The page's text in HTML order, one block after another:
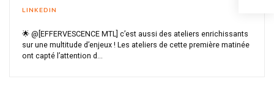
LINKEDIN
🌟 @[EFFERVESCENCE MTL] c’est aussi des ateliers enrichissants
sur une multitude d’enjeux ! Les ateliers de cette première matinée
ont capté l’attention d...